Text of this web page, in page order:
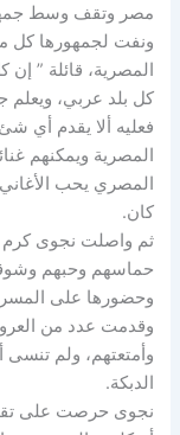
مصر وتقف وسط
ونفت لجمهورها كل
المصرية، قائلة ”
كل بلد عربي، ويعلم
فعليه ألا يقدم أي
المصرية ويمكنهم
المصري يحب الأغاني
كان.
ثم واصلت نجوى كرم
حماسهم وحبهم
وحضورها على
وقدمت عدد من
وأمتعتهم، ولم
الدبكة.
نجوى حرصت على